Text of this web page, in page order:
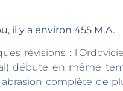
il y a environ 455 M.A.
révisions : l’Ordovicien est une période
débute en même
complète de